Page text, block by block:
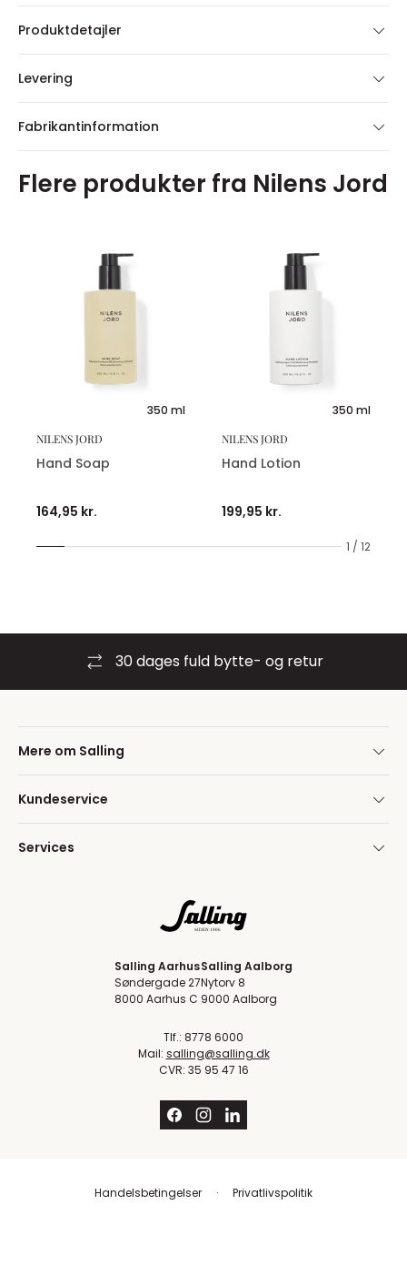
Produktdetajler
Levering
Fabrikantinformation
Flere produkter fra Nilens Jord
1 / 12
350 ml
NILENS JORD
Hand Soap
164,95 kr.
350 ml
NILENS JORD
Hand Lotion
199,95 kr.
30 dages fuld bytte- og retur
Mere om Salling
Kundeservice
Services
Salling Aarhus
Søndergade 27
8000 Aarhus C
Salling Aalborg
Nytorv 8
9000 Aalborg
Tlf.: 8778 6000
Mail: salling@salling.dk
CVR: 35 95 47 16
Handelsbetingelser Privatlivspolitik